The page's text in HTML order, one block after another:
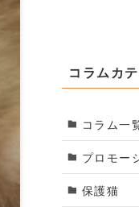
コラムカ
コラム一
プロモー
保護猫